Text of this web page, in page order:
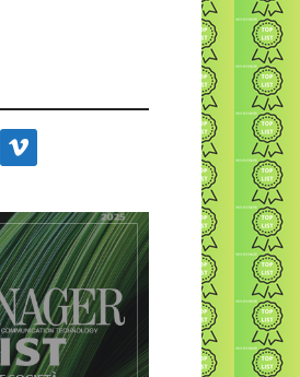
vimeo